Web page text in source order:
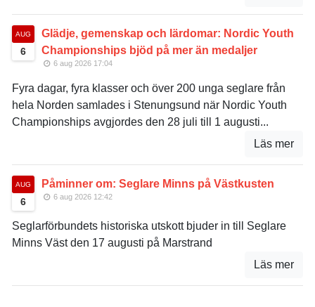
AUG
6
Glädje, gemenskap och lärdomar: Nordic Youth
Championships bjöd på mer än medaljer
6 aug 2026 17:04
Fyra dagar, fyra klasser och över 200 unga seglare från
hela Norden samlades i Stenungsund när Nordic Youth
Championships avgjordes den 28 juli till 1 augusti...
Läs mer
AUG
6
Påminner om: Seglare Minns på Västkusten
6 aug 2026 12:42
Seglarförbundets historiska utskott bjuder in till Seglare
Minns Väst den 17 augusti på Marstrand
Läs mer